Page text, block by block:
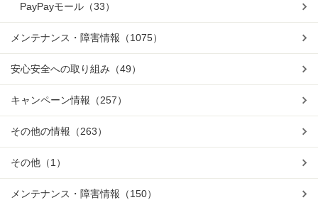
PayPayモール （33）
メンテナンス・障害情報 （1075）
安心安全への取り組み （49）
キャンペーン情報 （257）
その他の情報 （263）
その他 （1）
メンテナンス・障害情報 （150）